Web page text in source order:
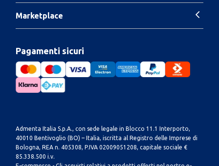
Marketplace
Pagamenti sicuri
Admenta Italia S.p.A., con sede legale in Blocco 11.1 Interporto,
40010 Bentivoglio (BO) – Italia, iscritta al Registro delle Imprese di
Bologna, REA n. 405308, P.IVA 02009051208, capitale sociale €
85.338.500 i.v.